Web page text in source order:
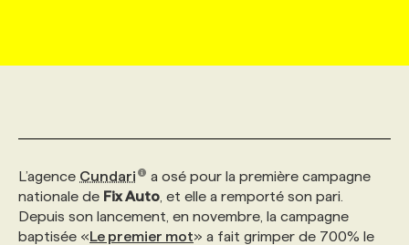
PRIX ET DISTINCTIONS
GEO/SEO
FAQ
FORMATIONS PERSONNALISÉES
NOS TARIFS
L’agence Cundari
a osé pour la première campagne
nationale de Fix Auto , et elle a remporté son pari.
Depuis son lancement, en novembre, la campagne
baptisée «Le premier mot» a fait grimper de 700% le